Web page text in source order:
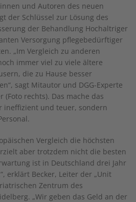
und Autoren des neuen
der Schlüssel zur Lösung des
der Behandlung Hochaltriger
Versorgung pflegebedürftiger
„Im Vergleich zu anderen
immer viel zu viele ältere
die zu Hause besser
sagt Mitautor und DGG-Experte
(Foto rechts). Das mache das
ineffizient und teuer, sondern
Vergleich die höchsten
aber trotzdem nicht die besten
ist in Deutschland drei Jahr
erklärt Becker, Leiter der „Unit
Zentrum des
„Wir geben das Geld an der